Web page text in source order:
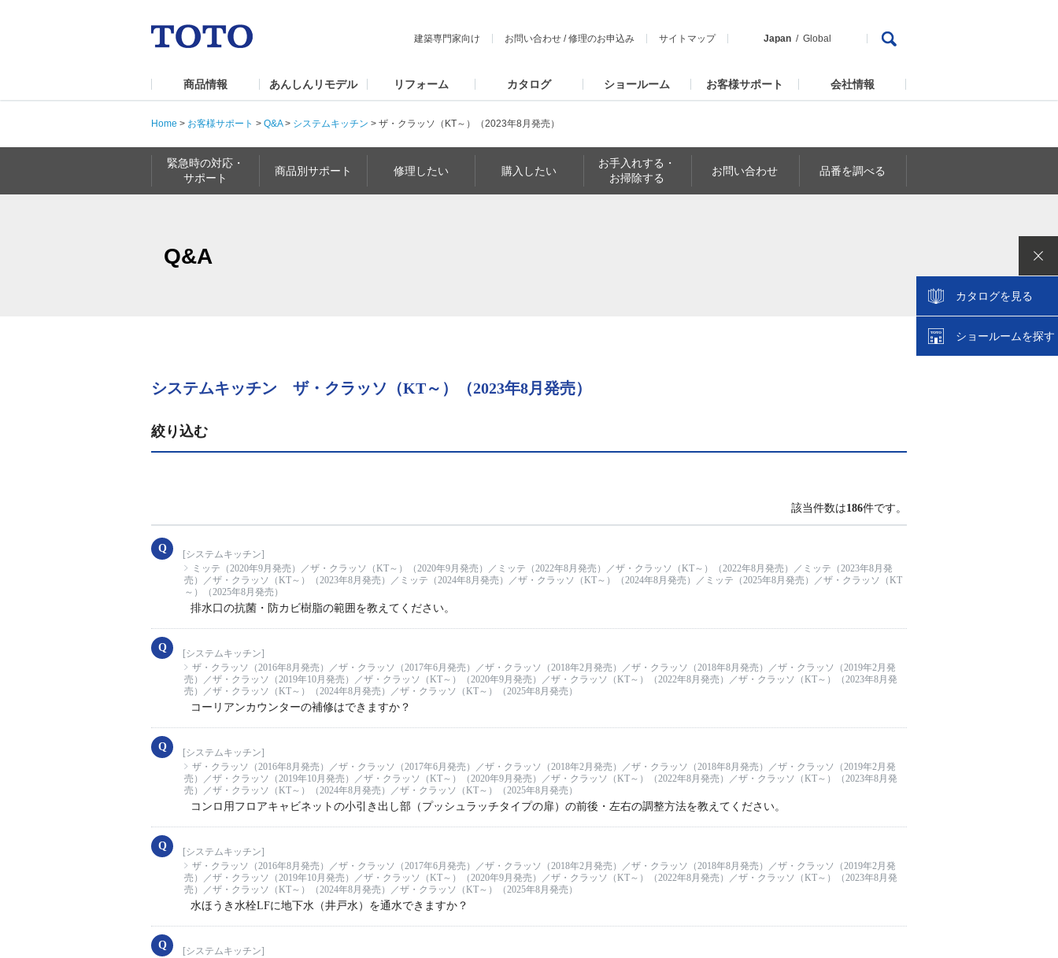
建築専門家向け お問い合わせ /修理のお申込み サイトマップ Japan Global
商品情報 あんしんリモデル リフォーム カタログ ショールーム お客様サポート 会社情報
Home > お客様サポート > Q&A> システムキッチン > ザ・クラッソ（KT～）（2023年8月発売）
緊急時の対応・
サポート
商品別サポート 修理したい 購入したい
お手入れする・
お掃除する
お問い合わせ 品番を調べる
カタログを見る
ショールームを探す
Q&A
システムキッチン ザ・クラッソ（KT～）（2023年8月発売）
絞り込む
該当件数は186件です。
[システムキッチン]
ミッテ（2020年9月発売）／ザ・クラッソ（KT～）（2020年9月発売）／ミッテ（2022年8月発売）／ザ・クラッソ（KT～）（2022年8月発売）／ミッテ（2023年8月発
売）／ザ・クラッソ（KT～）（2023年8月発売）／ミッテ（2024年8月発売）／ザ・クラッソ（KT～）（2024年8月発売）／ミッテ（2025年8月発売）／ザ・クラッソ（KT
～）（2025年8月発売）
排水口の抗菌・防カビ樹脂の範囲を教えてください。
[システムキッチン]
ザ・クラッソ（2016年8月発売）／ザ・クラッソ（2017年6月発売）／ザ・クラッソ（2018年2月発売）／ザ・クラッソ（2018年8月発売）／ザ・クラッソ（2019年2月発
売）／ザ・クラッソ（2019年10月発売）／ザ・クラッソ（KT～）（2020年9月発売）／ザ・クラッソ（KT～）（2022年8月発売）／ザ・クラッソ（KT～）（2023年8月発
売）／ザ・クラッソ（KT～）（2024年8月発売）／ザ・クラッソ（KT～）（2025年8月発売）
コーリアンカウンターの補修はできますか？
[システムキッチン]
ザ・クラッソ（2016年8月発売）／ザ・クラッソ（2017年6月発売）／ザ・クラッソ（2018年2月発売）／ザ・クラッソ（2018年8月発売）／ザ・クラッソ（2019年2月発
売）／ザ・クラッソ（2019年10月発売）／ザ・クラッソ（KT～）（2020年9月発売）／ザ・クラッソ（KT～）（2022年8月発売）／ザ・クラッソ（KT～）（2023年8月発
売）／ザ・クラッソ（KT～）（2024年8月発売）／ザ・クラッソ（KT～）（2025年8月発売）
コンロ用フロアキャビネットの小引き出し部（プッシュラッチタイプの扉）の前後・左右の調整方法を教えてください。
[システムキッチン]
ザ・クラッソ（2016年8月発売）／ザ・クラッソ（2017年6月発売）／ザ・クラッソ（2018年2月発売）／ザ・クラッソ（2018年8月発売）／ザ・クラッソ（2019年2月発
売）／ザ・クラッソ（2019年10月発売）／ザ・クラッソ（KT～）（2020年9月発売）／ザ・クラッソ（KT～）（2022年8月発売）／ザ・クラッソ（KT～）（2023年8月発
売）／ザ・クラッソ（KT～）（2024年8月発売）／ザ・クラッソ（KT～）（2025年8月発売）
水ほうき水栓LFに地下水（井戸水）を通水できますか？
[システムキッチン]